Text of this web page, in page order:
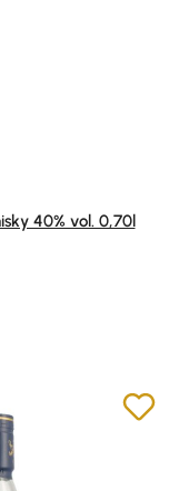
5 Sternen
40% vol. 0,70l